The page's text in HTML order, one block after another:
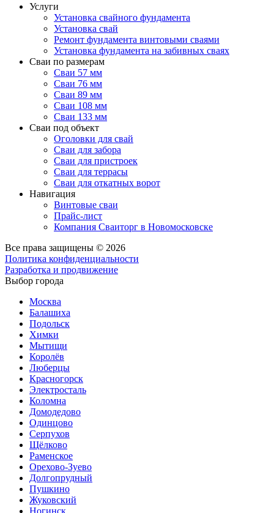
Услуги
Установка свайного фундамента
Установка свай
Ремонт фундамента винтовыми сваями
Установка фундамента на забивных сваях
Сваи по размерам
Сваи 57 мм
Сваи 76 мм
Сваи 89 мм
Сваи 108 мм
Сваи 133 мм
Сваи под объект
Оголовки для свай
Сваи для забора
Сваи для пристроек
Сваи для террасы
Сваи для откатных ворот
Навигация
Винтовые сваи
Прайс-лист
Компания Сваиторг в Новомосковске
Все права защищены © 2026
Политика конфиденциальности
Разработка и продвижение
Выбор города
Москва
Балашиха
Подольск
Химки
Мытищи
Королёв
Люберцы
Красногорск
Электросталь
Коломна
Домодедово
Одинцово
Серпухов
Щёлково
Раменское
Орехово-Зуево
Долгопрудный
Пушкино
Жуковский
Ногинск